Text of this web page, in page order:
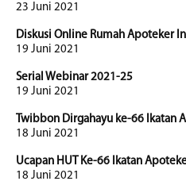
23 Juni 2021
Diskusi Online Rumah Apoteker
19 Juni 2021
Serial Webinar 2021-25
19 Juni 2021
Twibbon Dirgahayu ke-66 Ikatan
18 Juni 2021
Ucapan HUT Ke-66 Ikatan
18 Juni 2021